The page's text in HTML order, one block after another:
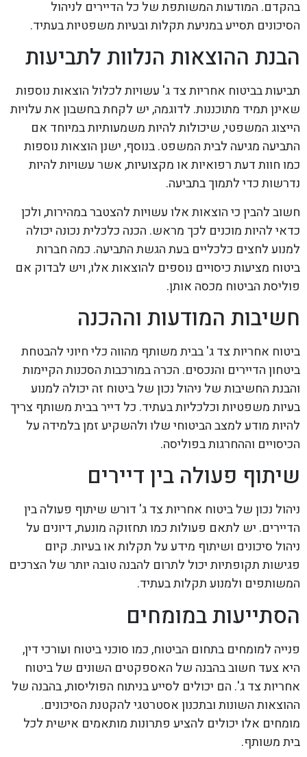
בהקדם. המודעות המשותפת של כל הדיירים לניהול
הסיכונים תסייע במניעת תקלות ובעיות משפטיות בעתיד.
הבנת ההוצאות הנלוות לתביעות
תביעות בביטוח אחריות צד ג' עשויות לכלול הוצאות נוספות
שאינן תמיד מתוכננות. לדוגמה, יש לקחת בחשבון את עלויות
הייצוג המשפטי, שיכולות להיות משמעותיות במיוחד אם
התביעה מגיעה לבית המשפט. בנוסף, ישנן הוצאות נוספות
כמו חוות דעת רפואיות או מקצועיות, אשר עשויות להיות
נדרשות כדי לתמוך בתביעה.
חשוב להבין כי הוצאות אלו עשויות להצטבר במהירות, ולכן
כדאי להיות מוכנים לכך מראש. הכנה כלכלית נכונה יכולה
למנוע לחצים כלכליים בעת הגשת התביעה. כמה חברות
ביטוח מציעות כיסויים נוספים להוצאות אלו, ויש לבדוק אם
פוליסת הביטוח מכסה אותן.
חשיבות המודעות וההכנה
ביטוח אחריות צד ג' בבית משותף מהווה כלי חיוני להבטחת
ביטחון הדיירים והנכסים. הכרה במורכבות הסכנות הקיימות
והבנת החשיבות של ניהול נכון של ביטוח זה יכולה למנוע
בעיות משפטיות וכלכליות בעתיד. כל דייר בבית משותף צריך
להיות מודע למצב הביטוחי שלו ולהשקיע זמן בלמידה על
הכיסויים וההחרגות בפוליסה.
שיתוף פעולה בין דיירים
ניהול נכון של ביטוח אחריות צד ג' דורש שיתוף פעולה בין
הדיירים. יש לתאם פעולות כמו תחזוקה מונעת, דיונים על
ניהול סיכונים ושיתוף מידע על תקלות או בעיות. קיום
פגישות תקופתיות יכול לתרום להבנה טובה יותר של הצרכים
המשותפים ולמנוע תקלות בעתיד.
הסתייעות במומחים
פנייה למומחים בתחום הביטוח, כמו סוכני ביטוח ועורכי דין,
היא צעד חשוב בהבנה של האספקטים השונים של ביטוח
אחריות צד ג'. הם יכולים לסייע בניתוח הפוליסות, בהבנה של
ההוצאות השונות ובתכנון אסטרטגי להקטנת הסיכונים.
מומחים אלו יכולים להציע פתרונות מותאמים אישית לכל
בית משותף.